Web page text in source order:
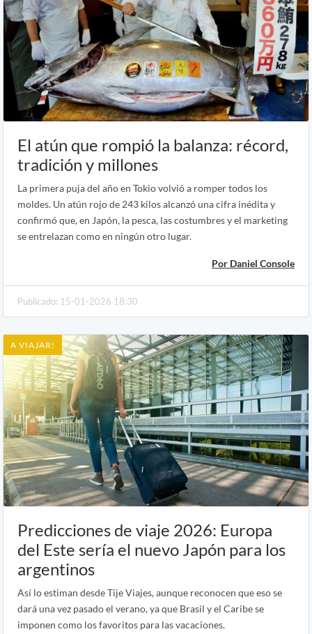
El atún que rompió la balanza: récord,
tradición y millones
La primera puja del año en Tokio volvió a romper todos los
moldes. Un atún rojo de 243 kilos alcanzó una cifra inédita y
confirmó que, en Japón, la pesca, las costumbres y el marketing
se entrelazan como en ningún otro lugar.
Por Daniel Console
Publicado: 15-01-2026 18:30
A VIAJAR!
Predicciones de viaje 2026: Europa
del Este sería el nuevo Japón para los
argentinos
Así lo estiman desde Tije Viajes, aunque reconocen que eso se
dará una vez pasado el verano, ya que Brasil y el Caribe se
imponen como los favoritos para las vacaciones.